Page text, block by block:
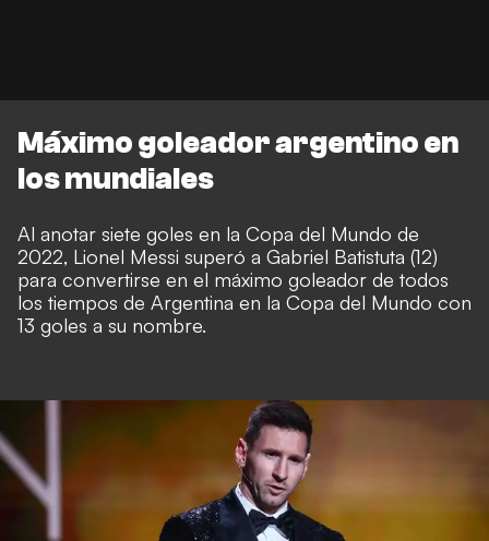
Máximo goleador argentino en
los mundiales
Al anotar siete goles en la Copa del Mundo de
2022, Lionel Messi superó a Gabriel Batistuta (12)
para convertirse en el máximo goleador de todos
los tiempos de Argentina en la Copa del Mundo con
13 goles a su nombre.